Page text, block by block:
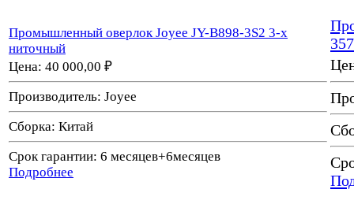
Промышленный оверлок Joyee JY-B898-3S2 3-х
ниточный
Цена: 40 000,00 ₽
Производитель: Joyee
Сборка: Китай
Срок гарантии: 6 месяцев+6месяцев
Подробнее